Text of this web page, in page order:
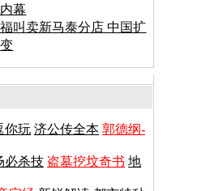
幕
叫卖新马泰分店 中国扩
你玩 济公传全本 郭德纲-
必杀技 盗墓挖坟奇书 地